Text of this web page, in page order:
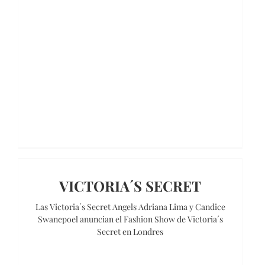
VICTORIA´S SECRET
Las Victoria´s Secret Angels Adriana Lima y Candice
Swanepoel anuncian el Fashion Show de Victoria´s
Secret en Londres